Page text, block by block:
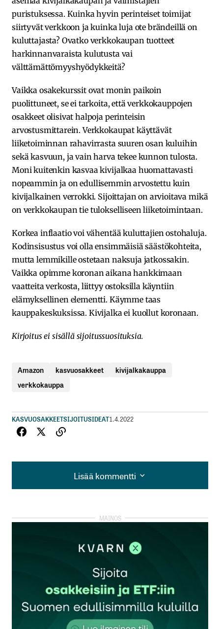
puristuksessa. Kuinka hyvin perinteiset toimijat
siirtyvät verkkoon ja kuinka luja ote brändeillä on
kuluttajasta? Ovatko verkkokaupan tuotteet
harkinnanvaraista kulutusta vai
välttämättömyyshyödykkeitä?
Vaikka osakekurssit ovat monin paikoin
puolittuneet, se ei tarkoita, että verkkokauppojen
osakkeet olisivat halpoja perinteisin
arvostusmittarein. Verkkokaupat käyttävät
liiketoiminnan rahavirrasta suuren osan kuluihin
sekä kasvuun, ja vain harva tekee kunnon tulosta.
Moni kuitenkin kasvaa kivijalkaa huomattavasti
nopeammin ja on edullisemmin arvostettu kuin
kivijalkainen verrokki. Sijoittajan on arvioitava mikä
on verkkokaupan tie tulokselliseen liiketoimintaan.
Korkea inflaatio voi vähentää kuluttajien ostohaluja.
Kodinsisustus voi olla ensimmäisiä säästökohteita,
mutta lemmikille ostetaan naksuja jatkossakin.
Vaikka opimme koronan aikana hankkimaan
vaatteita verkosta, liittyy ostoksilla käyntiin
elämyksellinen elementti. Käymme taas
kauppakeskuksissa. Kivijalka ei kuollut koronaan.
Kirjoitus ei sisällä sijoitussuosituksia.
Amazon kasvuosakkeet
kivijalkakauppa
verkkokauppa
KASVUOSAKKEETSIJOITUSIDEAT1.4.2022
Lisää kommentti
Lisää kommentti
kirjautua
rekisteröityä
Sähköpostiosoitettasi ei julkaista.Pakolliset